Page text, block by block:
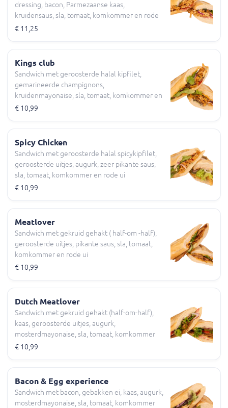
dressing, bacon, Parmezaanse kaas,
kruidensaus, sla, tomaat, komkommer en rode
ui
€ 11,25
Kings club
Sandwich met geroosterde halal kipfilet,
gemarineerde champignons,
kruidenmayonaise, sla, tomaat, komkommer en
rode ui
€ 10,99
Spicy Chicken
Sandwich met geroosterde halal spicykipfilet,
geroosterde uitjes, augurk, zeer pikante saus,
sla, tomaat, komkommer en rode ui
€ 10,99
Meatlover
Sandwich met gekruid gehakt ( half-om -half),
geroosterde uitjes, pikante saus, sla, tomaat,
komkommer en rode ui
€ 10,99
Dutch Meatlover
Sandwich met gekruid gehakt (half-om-half),
kaas, geroosterde uitjes, augurk,
mosterdmayonaise, sla, tomaat, komkommer
en rode ui
€ 10,99
Bacon & Egg experience
Sandwich met bacon, gebakken ei, kaas, augurk,
mosterdmayonaise, sla, tomaat, komkommer